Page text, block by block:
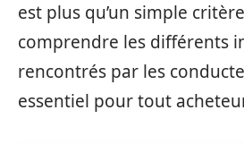
est plus qu’un simple
comprendre les différents
rencontrés par les
essentiel pour tout